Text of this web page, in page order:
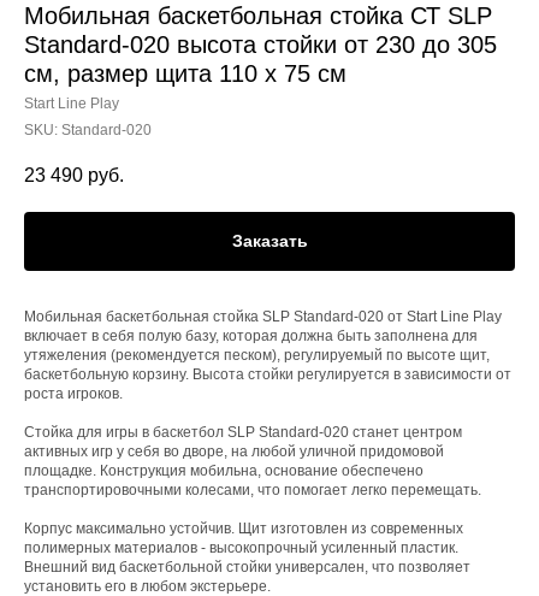
Мобильная баскетбольная стойка СТ SLP
Standard-020 высота стойки от 230 до 305
см, размер щита 110 х 75 см
Start Line Play
SKU: Standard-020
23 490 руб.
Заказать
Мобильная баскетбольная стойка SLP Standard-020 от Start Line Play
включает в себя полую базу, которая должна быть заполнена для
утяжеления (рекомендуется песком), регулируемый по высоте щит,
баскетбольную корзину. Высота стойки регулируется в зависимости от
роста игроков.
Стойка для игры в баскетбол SLP Standard-020 станет центром
активных игр у себя во дворе, на любой уличной придомовой
площадке. Конструкция мобильна, основание обеспечено
транспортировочными колесами, что помогает легко перемещать.
Корпус максимально устойчив. Щит изготовлен из современных
полимерных материалов - высокопрочный усиленный пластик.
Внешний вид баскетбольной стойки универсален, что позволяет
установить его в любом экстерьере.